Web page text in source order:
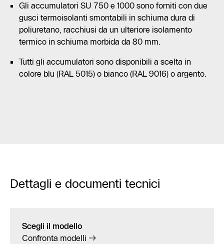
Gli accumulatori SU 750 e 1000 sono forniti con due
gusci termoisolanti smontabili in schiuma dura di
poliuretano, racchiusi da un ulteriore isolamento
termico in schiuma morbida da 80 mm.
Tutti gli accumulatori sono disponibili a scelta in
colore blu (RAL 5015) o bianco (RAL 9016) o argento.
Dettagli e documenti tecnici
Scegli il modello
Confronta modelli